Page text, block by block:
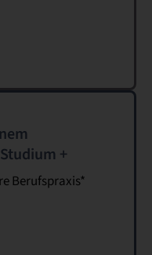
+
Berufspraxis*